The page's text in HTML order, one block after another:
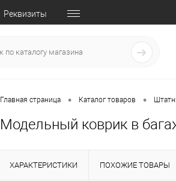
Реквизиты
Главная страница • Каталог товаров •
Модельный коврик в
ХАРАКТЕРИСТИКИ ПОХОЖИЕ ТОВАРЫ